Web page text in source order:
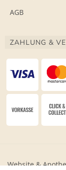
AGB
ZAHLUNG &
Website &